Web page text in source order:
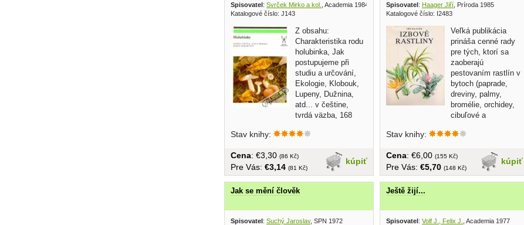
Spisovatel: Svrček Mirko a kol.
, Academia 1984
Katalogové číslo: J143
Z obsahu:
Charakteristika rodu
holubinka, Jak
postupujeme při
studiu a určování,
Ekologie, Klobouk,
Lupeny, Dužnina,
atd... v češtine,
tvrdá väzba, 168
Stav knihy:
kúpiť
Cena: €3,30 (86 Kč)
Pre Vás: €3,14 (81 Kč)
Spisovatel: Haager Jiří , Príroda 1985
Katalogové číslo: I2483
Veľká publikácia
prináša cenné rady
pre tých, ktorí sa
zaoberajú
pestovaním rastlín v
bytoch (paprade,
dreviny, palmy,
bromélie, orchidey,
cibuľové a
Stav knihy:
kúpiť
Cena: €6,00 (155 Kč)
Pre Vás: €5,70 (148 Kč)
Jak se mění člověk
Spisovatel: Suchý Jaroslav, SPN 1972
Ještě žijí...
Spisovatel: Volf J., Felix J.
, Academia 1977